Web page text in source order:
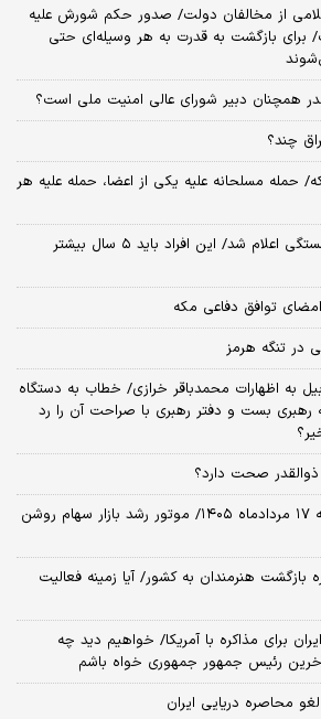
از مخالفان دولت/ صدور حکم شورش علیه
برای بازگشت به قدرت به هر وسیله‌ای حتی
همچنان دبیر شورای ‌عالی امنیت ملی است؟
چند؟
حمله مسلحانه علیه یکی از اعضا، حمله علیه هر
جزئیات صدور احکام بازنشستگی اعلام شد/ این افراد باید ۵ سال بیشتر
توافق دفاعی مکه
در تنگه هرمز
به اظهارات محمدباقر خرازی/ خطاب به دستگاه
بست و دفتر رهبری با صراحت آن را رد
صحت دارد؟
پیش بینی بورس فردا شنبه ۱۷ مردادماه ۱۴۰۵/ موتور رشد بازار سهام روشن
بازگشت هنرمندان به کشور/ آیا زمینه فعالیت
برای مذاکره با آمریکا/ خواهیم دید چه
رئیس‌ جمهور جمهوری خواه باشم
محاصره دریایی ایران